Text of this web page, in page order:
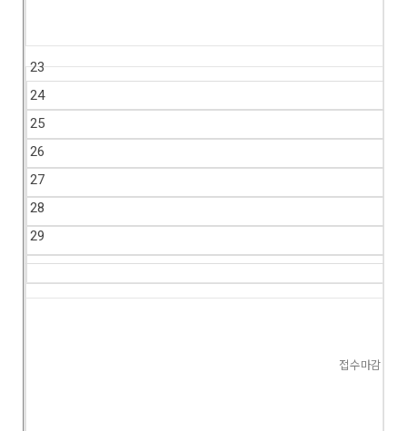
23
24
25
26
27
28
29
접수마감